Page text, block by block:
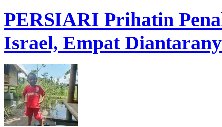
PERSIARI Prihatin
Israel, Empat